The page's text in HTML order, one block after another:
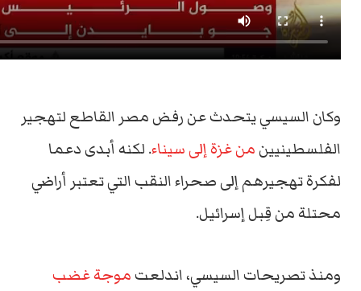
وكان السيسي يتحدث عن رفض مصر القاطع لتهجير
الفلسطينيينمن غزة إلى سيناء. لكنه أبدى دعما
لفكرة تهجيرهم إلى صحراء النقب التي تعتبر أراضي
محتلة من قِبل إسرائيل.
ومنذ تصريحات السيسي، اندلعتموجة غضب